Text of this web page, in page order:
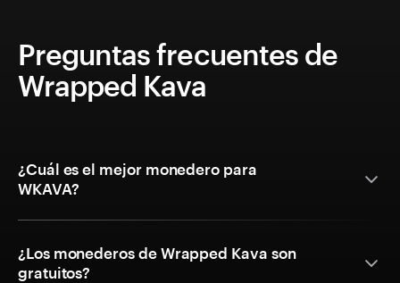
Preguntas frecuentes de
Wrapped Kava
¿Cuál es el mejor monedero para
WKAVA?
¿Los monederos de Wrapped Kava son
gratuitos?